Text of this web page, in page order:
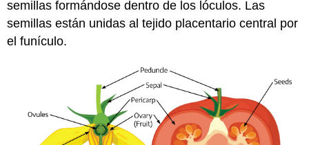
semillas formándose dentro de los lóculos. Las
semillas están unidas al tejido placentario central por
el funículo.